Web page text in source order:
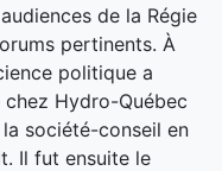
de la Régie
pertinents. À
politique a
Hydro-Québec
société-conseil en
Il fut ensuite le